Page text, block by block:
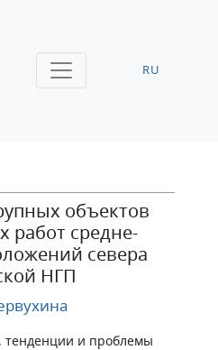
RU
объектов
работ средне-
севера
НГП
тенденции и проблемы